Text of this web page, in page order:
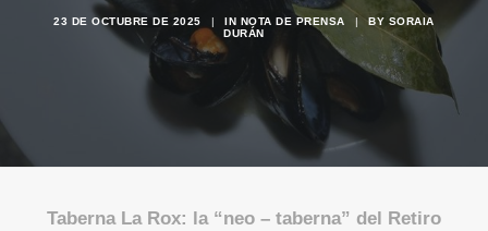
23 DE OCTUBRE DE 2025 | IN NOTA DE PRENSA | BY SORAIA
DURÁN
Taberna La Rox: la “neo – taberna” del Retiro